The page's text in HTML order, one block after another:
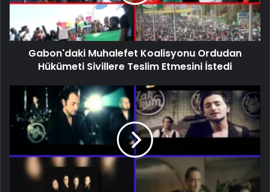
Gabon'daki Muhalefet Koalisyonu Ordudan
Hükümeti Sivillere Teslim Etmesini İstedi